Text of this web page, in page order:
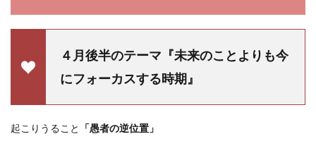
４月後半のテーマ『未来のことよりも今
にフォーカスする時期』
起こりうること 「愚者の逆位置」